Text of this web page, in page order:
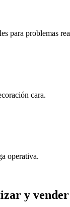
para problemas
cara.
operativa.
y